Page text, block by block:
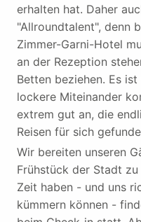
erhalten hat. Daher
"Allroundtalent", denn
Zimmer-Garni-Hotel
an der Rezeption
Betten beziehen. Es
lockere Miteinander
extrem gut an, die
Reisen für sich
Wir bereiten unseren
Frühstück der Stadt
Zeit haben - und uns
kümmern können -